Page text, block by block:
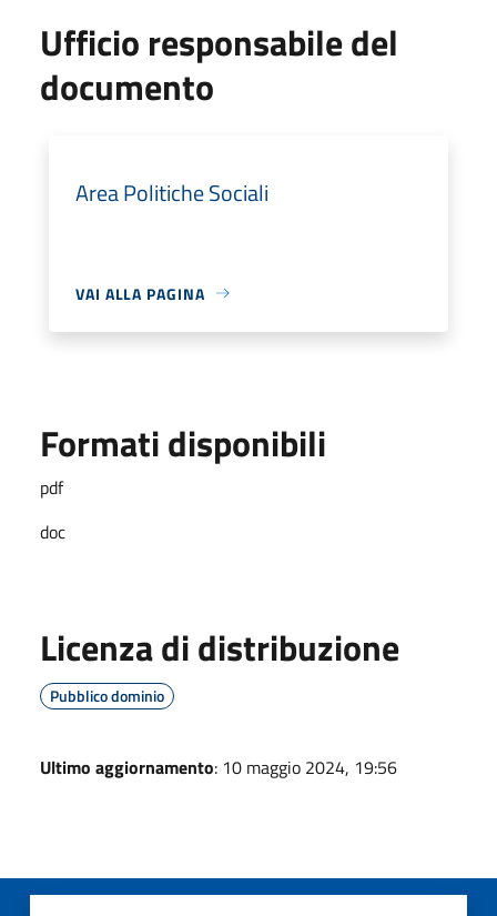
Ufficio responsabile del
documento
Area Politiche Sociali
VAI ALLA PAGINA
Formati disponibili
pdf
doc
Licenza di distribuzione
Pubblico dominio
Ultimo aggiornamento: 10 maggio 2024, 19:56